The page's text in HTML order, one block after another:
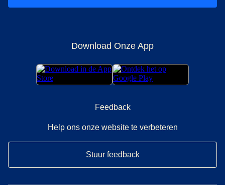
Download Onze App
Feedback
Help ons onze website te verbeteren
Stuur feedback